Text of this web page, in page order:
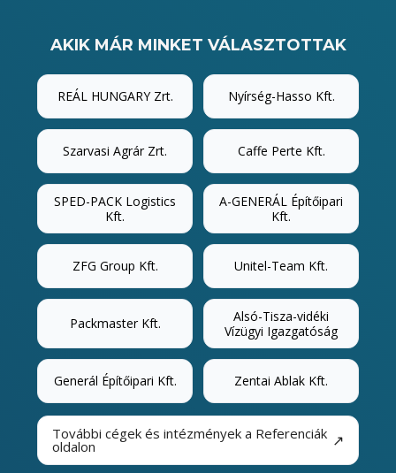
AKIK MÁR MINKET VÁLASZTOTTAK
REÁL HUNGARY Zrt. Nyírség-Hasso Kft.
Szarvasi Agrár Zrt. Caffe Perte Kft.
SPED-PACK Logistics
Kft.
A-GENERÁL Építőipari
Kft.
ZFG Group Kft. Unitel-Team Kft.
Packmaster Kft.
Alsó-Tisza-vidéki
Vízügyi Igazgatóság
Generál Építőipari Kft. Zentai Ablak Kft.
További cégek és intézmények a Referenciák
oldalon ↗